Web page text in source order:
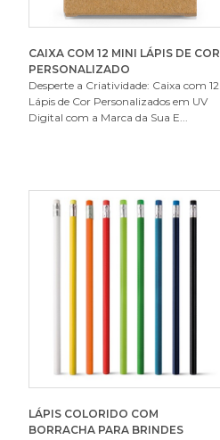
CAIXA COM 12 MINI LÁPIS DE COR
PERSONALIZADO
Desperte a Criatividade: Caixa com 12
Lápis de Cor Personalizados em UV
Digital com a Marca da Sua E...
LÁPIS COLORIDO COM
BORRACHA PARA BRINDES